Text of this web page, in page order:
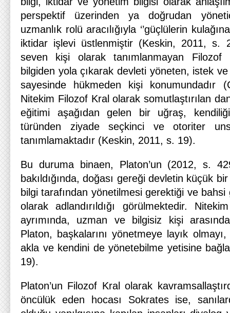
perspektif üzerinden ya doğrudan
uzmanlık rolü aracılığıyla ‘’güçlülerin
iktidar işlevi üstlenmiştir (Keskin, 2011, s.
seven kişi olarak tanımlanmayan Filozof
bilgiden yola çıkarak devleti yöneten, istek
sayesinde hükmeden kişi konumundadır
Nitekim Filozof Kral olarak somutlaştırılan
eğitimi aşağıdan gelen bir uğraş,
türünden ziyade seçkinci ve otoriter
tanımlamaktadır (Keskin, 2011, s. 19).
Bu duruma binaen, Platon’un (2012, s.
bakıldığında, doğası gereği devletin küçük
bilgi tarafından yönetilmesi gerektiği ve
olarak adlandırıldığı görülmektedir.
ayrımında, uzman ve bilgisiz kişi
Platon, başkalarını yönetmeye layık olmayı,
akla ve kendini de yönetebilme yetisine
19).
Platon’un Filozof Kral olarak
öncülük eden hocası Sokrates ise,